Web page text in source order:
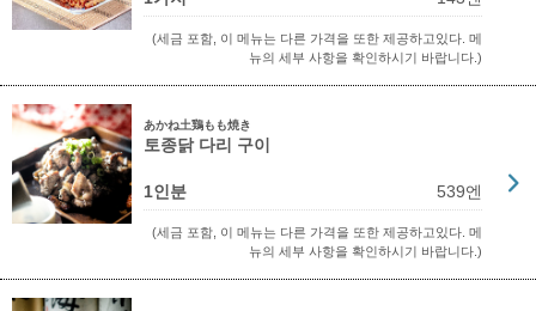
(세금 포함, 이 메뉴는 다른 가격을 또한 제공하고있다. 메
뉴의 세부 사항을 확인하시기 바랍니다.)
あかね土鶏もも焼き
토종닭 다리 구이
1인분 539엔
(세금 포함, 이 메뉴는 다른 가격을 또한 제공하고있다. 메
뉴의 세부 사항을 확인하시기 바랍니다.)